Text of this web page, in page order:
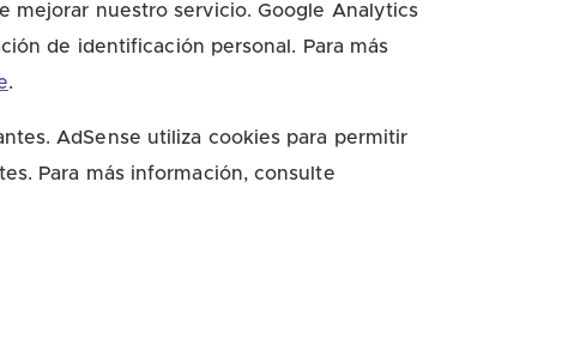
mejorar nuestro servicio. Google Analytics
de identificación personal. Para más
.
AdSense utiliza cookies para permitir
Para más información, consulte